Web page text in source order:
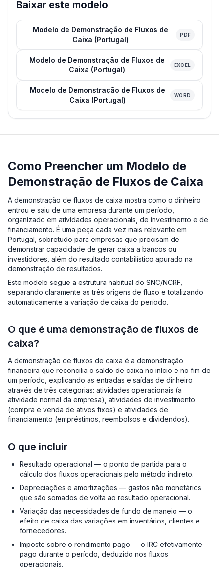
Baixar este modelo
Modelo de Demonstração de Fluxos de
Caixa (Portugal)
PDF
Modelo de Demonstração de Fluxos de
Caixa (Portugal)
EXCEL
Modelo de Demonstração de Fluxos de
Caixa (Portugal)
WORD
Como Preencher um Modelo de
Demonstração de Fluxos de Caixa
A demonstração de fluxos de caixa mostra como o dinheiro
entrou e saiu de uma empresa durante um período,
organizado em atividades operacionais, de investimento e de
financiamento. É uma peça cada vez mais relevante em
Portugal, sobretudo para empresas que precisam de
demonstrar capacidade de gerar caixa a bancos ou
investidores, além do resultado contabilístico apurado na
demonstração de resultados.
Este modelo segue a estrutura habitual do SNC/NCRF,
separando claramente as três origens de fluxo e totalizando
automaticamente a variação de caixa do período.
O que é uma demonstração de fluxos de
caixa?
A demonstração de fluxos de caixa é a demonstração
financeira que reconcilia o saldo de caixa no início e no fim de
um período, explicando as entradas e saídas de dinheiro
através de três categorias: atividades operacionais (a
atividade normal da empresa), atividades de investimento
(compra e venda de ativos fixos) e atividades de
financiamento (empréstimos, reembolsos e dividendos).
O que incluir
Resultado operacional — o ponto de partida para o
cálculo dos fluxos operacionais pelo método indireto.
Depreciações e amortizações — gastos não monetários
que são somados de volta ao resultado operacional.
Variação das necessidades de fundo de maneio — o
efeito de caixa das variações em inventários, clientes e
fornecedores.
Imposto sobre o rendimento pago — o IRC efetivamente
pago durante o período, deduzido nos fluxos
operacionais.